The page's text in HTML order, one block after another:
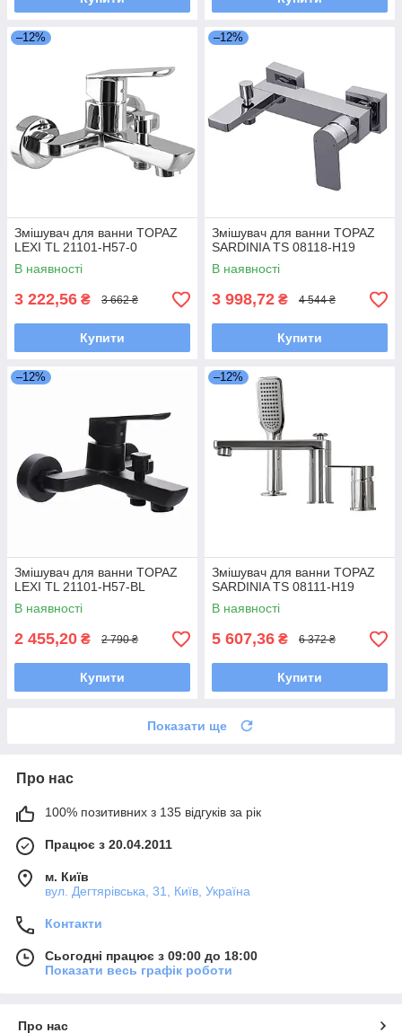
–12%
Змішувач для ванни TOPAZ
LEXI TL 21101-H57-0
В наявності
3 222,56 ₴ 3 662 ₴
Купити
–12%
Змішувач для ванни TOPAZ
SARDINIA TS 08118-H19
В наявності
3 998,72 ₴ 4 544 ₴
Купити
–12%
Змішувач для ванни TOPAZ
LEXI TL 21101-H57-BL
В наявності
2 455,20 ₴ 2 790 ₴
Купити
–12%
Змішувач для ванни TOPAZ
SARDINIA TS 08111-H19
В наявності
5 607,36 ₴ 6 372 ₴
Купити
Показати ще
Про нас
100% позитивних з 135 відгуків за рік
Працює з 20.04.2011
м. Київ
вул. Дегтярівська, 31, Київ, Україна
Контакти
Сьогодні працює з 09:00 до 18:00
Показати весь графік роботи
Про нас